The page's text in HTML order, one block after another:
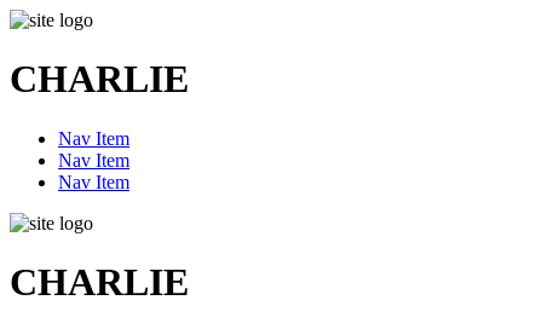
CHARLIE
Nav Item
Nav Item
Nav Item
CHARLIE